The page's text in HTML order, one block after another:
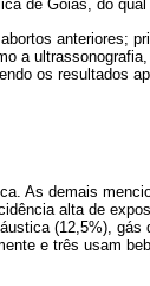
de Goiás, do
anteriores;
a
os resultados
As demais
alta de
(12,5%), gás
e três usam